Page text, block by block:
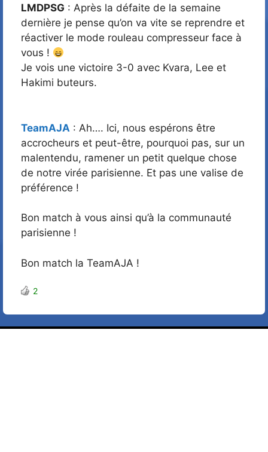
LMDPSG : Après la défaite de la semaine
dernière je pense qu’on va vite se reprendre et
réactiver le mode rouleau compresseur face à
vous !
Je vois une victoire 3-0 avec Kvara, Lee et
Hakimi buteurs.
TeamAJA : Ah…. Ici, nous espérons être
accrocheurs et peut-être, pourquoi pas, sur un
malentendu, ramener un petit quelque chose
de notre virée parisienne. Et pas une valise de
préférence !
Bon match à vous ainsi qu’à la communauté
parisienne !
Bon match la TeamAJA !
2